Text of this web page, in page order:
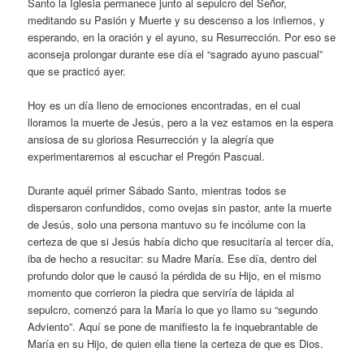
meditando su Pasión y Muerte y su descenso a los infiernos, y
esperando, en la oración y el ayuno, su Resurrección. Por eso se
aconseja prolongar durante ese día el “sagrado ayuno pascual”
que se practicó ayer.
Hoy es un día lleno de emociones encontradas, en el cual
lloramos la muerte de Jesús, pero a la vez estamos en la espera
ansiosa de su gloriosa Resurrección y la alegría que
experimentaremos al escuchar el Pregón Pascual.
Durante aquél primer Sábado Santo, mientras todos se
dispersaron confundidos, como ovejas sin pastor, ante la muerte
de Jesús, solo una persona mantuvo su fe incólume con la
certeza de que si Jesús había dicho que resucitaría al tercer día,
iba de hecho a resucitar: su Madre María. Ese día, dentro del
profundo dolor que le causó la pérdida de su Hijo, en el mismo
momento que corrieron la piedra que serviría de lápida al
sepulcro, comenzó para la María lo que yo llamo su “segundo
Adviento”. Aquí se pone de manifiesto la fe inquebrantable de
María en su Hijo, de quien ella tiene la certeza de que es Dios.